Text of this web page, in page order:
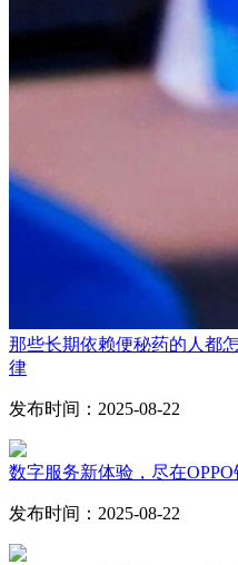
那些长期依赖便秘药的人都
律
发布时间：2025-08-22
数字服务新体验，尽在
发布时间：2025-08-22